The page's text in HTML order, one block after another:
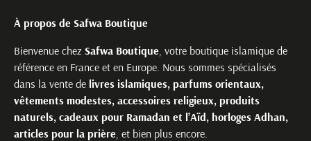
À propos de Safwa Boutique
Bienvenue chez Safwa Boutique , votre boutique islamique de
référence en France et en Europe. Nous sommes spécialisés
dans la vente de livres islamiques, parfums orientaux,
vêtements modestes, accessoires religieux, produits
naturels, cadeaux pour Ramadan et l’Aïd, horloges Adhan,
articles pour la prière , et bien plus encore.